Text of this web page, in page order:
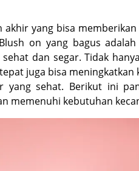
akhir yang bisa
on yang bagus
dan segar. Tidak
juga bisa meningkatkan
yang sehat. Berikut ini
memenuhi kebutuhan